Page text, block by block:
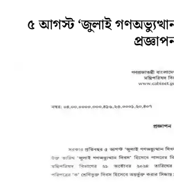
৫ আগস্ট ‘জুলাই